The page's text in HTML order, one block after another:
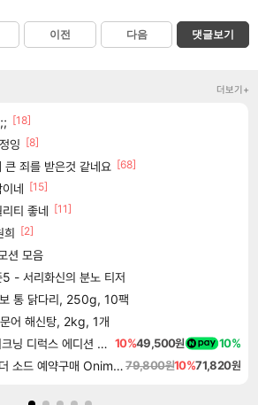
이전 다음 댓글보기
더보기+
[18]
잉 [8]
큰 죄를 받은것 같네요 [68]
네 [15]
티 좋네 [11]
희 [2]
션 모음
5 - 서리화신의 분노 티저
통 닭다리, 250g, 10팩
어 해신탕, 2kg, 1개
드래곤소드 어웨이크닝 디럭스 에디션 DragonSword Awakening Deluxe Edition 10%49,500원 10%
귀무자 웨이 오브 더 소드 예약구매 Onimusha Way of the Sword79,800원10%71,820원